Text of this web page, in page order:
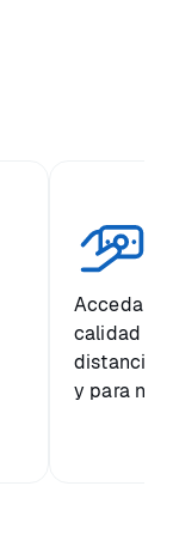
Acceda a
calidad a
distancia
y para